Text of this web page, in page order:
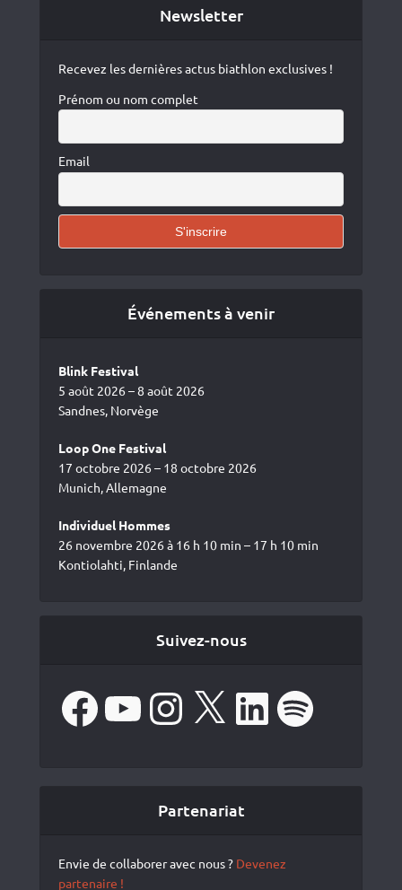
Newsletter
Recevez les dernières actus biathlon exclusives !
Prénom ou nom complet
Email
Événements à venir
Blink Festival
5 août 2026 – 8 août 2026
Sandnes, Norvège
Loop One Festival
17 octobre 2026 – 18 octobre 2026
Munich, Allemagne
Individuel Hommes
26 novembre 2026 à 16 h 10 min – 17 h 10 min
Kontiolahti, Finlande
Suivez-nous
FacebookYouTube Instagram LinkedIn Spotify
Partenariat
Envie de collaborer avec nous ? Devenez
partenaire !